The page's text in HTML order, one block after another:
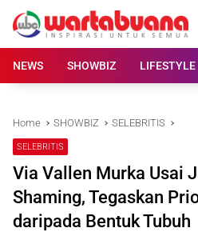
content
NEWS
SHOWBIZ LIFESTYLE
Home SHOWBIZ SELEBRITIS
SELEBRITIS
Via Vallen Murka Usai
Shaming, Tegaskan
daripada Bentuk Tubuh